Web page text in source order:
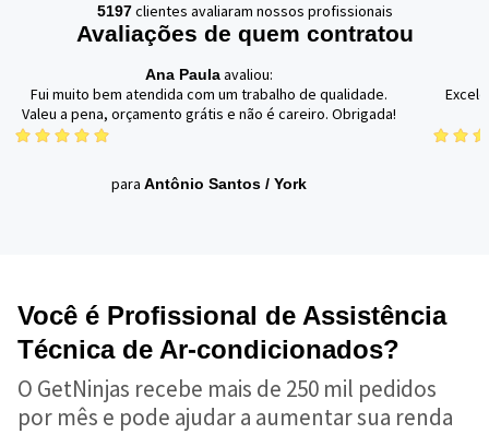
5197clientes avaliaram nossos profissionais
Avaliações de quem contratou
Ana Paulaavaliou:
Fui muito bem atendida com um trabalho de qualidade.
Valeu a pena, orçamento grátis e não é careiro. Obrigada!
para Antônio Santos /York
Você é Profissional de Assistência
Técnica de Ar-condicionados?
O GetNinjas recebe mais de 250 mil pedidos
por mês e pode ajudar a aumentar sua renda